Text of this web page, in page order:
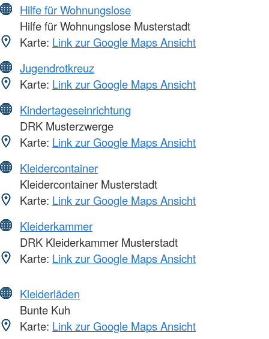
Hilfe für Wohnungslose
Hilfe für Wohnungslose Musterstadt
Karte: Link zur Google Maps Ansicht
Jugendrotkreuz
Karte: Link zur Google Maps Ansicht
Kindertageseinrichtung
DRK Musterzwerge
Karte: Link zur Google Maps Ansicht
Kleidercontainer
Kleidercontainer Musterstadt
Karte: Link zur Google Maps Ansicht
Kleiderkammer
DRK Kleiderkammer Musterstadt
Karte: Link zur Google Maps Ansicht
Kleiderläden
Bunte Kuh
Karte: Link zur Google Maps Ansicht